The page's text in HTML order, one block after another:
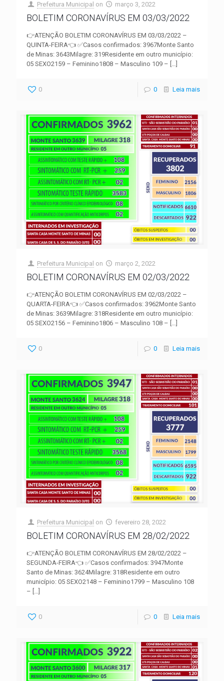
Prefeitura Municipal on março 3, 2022
BOLETIM CORONAVÍRUS EM 03/03/2022
👉ATENÇÃO BOLETIM CORONAVÍRUS EM 03/03/2022 –
QUINTA-FEIRA👈 ✅Casos confirmados: 3967Monte Santo
de Minas: 3643Milagre: 319Residente em outro município:
05 SEXO2159 – Feminino1808 – Masculino 109 – […]
0 0 Leia mais
Prefeitura Municipal on março 2, 2022
BOLETIM CORONAVÍRUS EM 02/03/2022
👉ATENÇÃO BOLETIM CORONAVÍRUS EM 02/03/2022 –
QUARTA-FEIRA👈 ✅Casos confirmados: 3962Monte Santo
de Minas: 3639Milagre: 318Residente em outro município:
05 SEXO2156 – Feminino1806 – Masculino 108 –
0 0 Leia mais
Prefeitura Municipal on fevereiro 28, 2022
BOLETIM CORONAVÍRUS EM 28/02/2022
👉ATENÇÃO BOLETIM CORONAVÍRUS EM 28/02/2022 –
SEGUNDA-FEIRA👈 ✅Casos confirmados: 3947Monte
Santo de Minas: 3624Milagre: 318Residente em outro
município: 05 SEXO2148 – Feminino1799 – Masculino 108
– […]
0 0 Leia mais